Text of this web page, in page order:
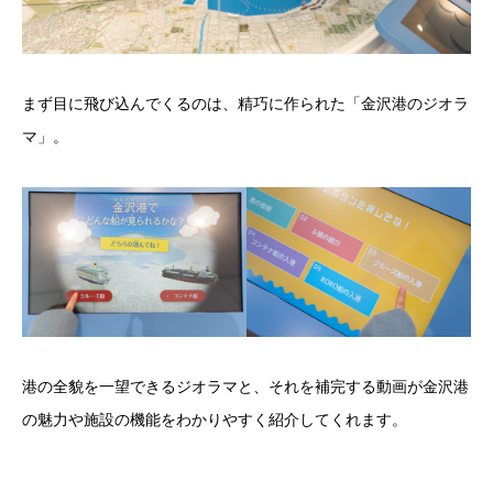
まず目に飛び込んでくるのは、精巧に作られた「金沢港のジオラ
マ」。
港の全貌を一望できるジオラマと、それを補完する動画が金沢港
の魅力や施設の機能をわかりやすく紹介してくれます。